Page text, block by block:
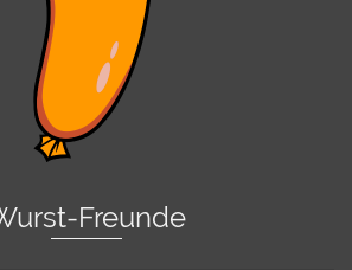
Freunde